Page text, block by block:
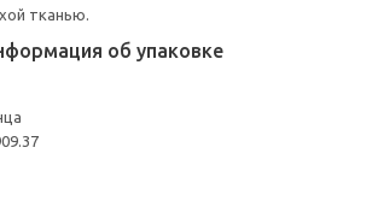
тканью.
об упаковке